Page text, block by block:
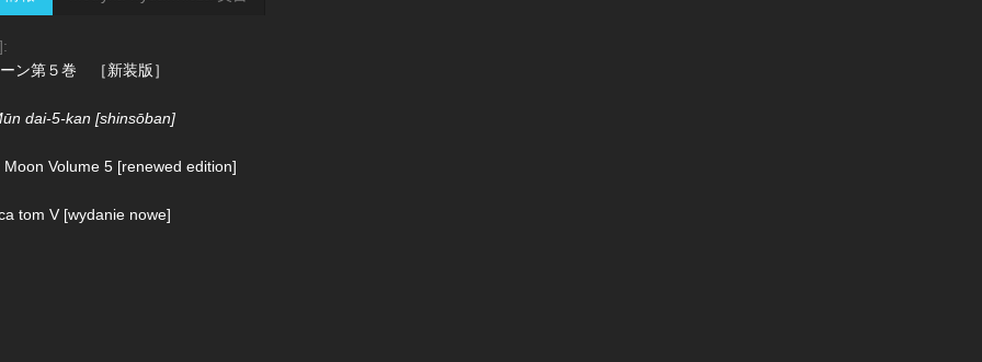
ン第５巻 ［新装版］
dai-5-kan [shinsōban]
Volume 5 [renewed edition]
tom V [wydanie nowe]